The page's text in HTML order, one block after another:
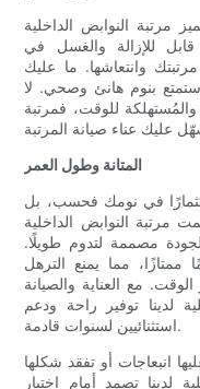
مرتبة النوابض الداخلية
قابل للإزالة والغسل في
وانتعاشها. ما عليك
بنوم هانئ وصحي. لا
للوقت، فمرتبة
المتانة وطول العمر
في نومك فحسب، بل
النوابض الداخلية
مصممة لتدوم طويلًا.
مما يمنع الترهل
مع العناية والصيانة
لدينا توفير راحة ودعم
استثنائيين لسنوات قادمة.
انبعاجات أو تفقد شكلها
لدينا تصمد أمام اختبار